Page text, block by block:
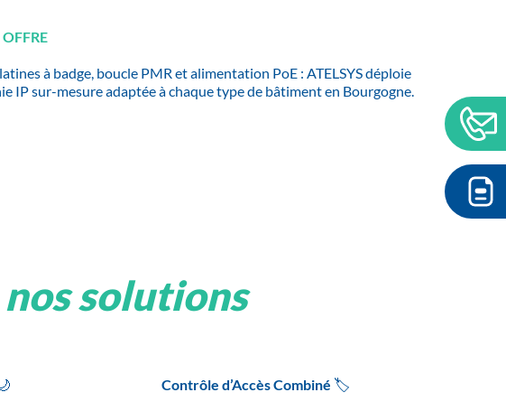
à badge, boucle PMR et alimentation PoE : ATELSYS déploie
IP sur-mesure adaptée à chaque type de bâtiment en Bourgogne.
nos solutions
Contrôle d’Accès Combiné 🏷️